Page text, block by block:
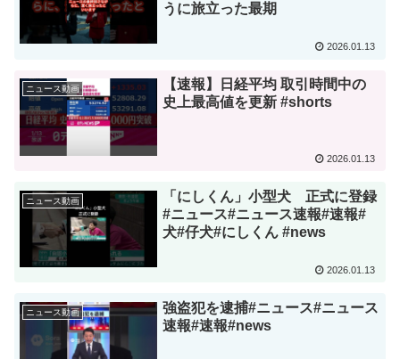
うに旅立った最期
2026.01.13
ニュース動画
【速報】日経平均 取引時間中の
史上最高値を更新 #shorts
2026.01.13
ニュース動画
「にしくん」小型犬 正式に登録
#ニュース#ニュース速報#速報#
犬#仔犬#にしくん #news
2026.01.13
ニュース動画
強盗犯を逮捕#ニュース#ニュース
速報#速報#news